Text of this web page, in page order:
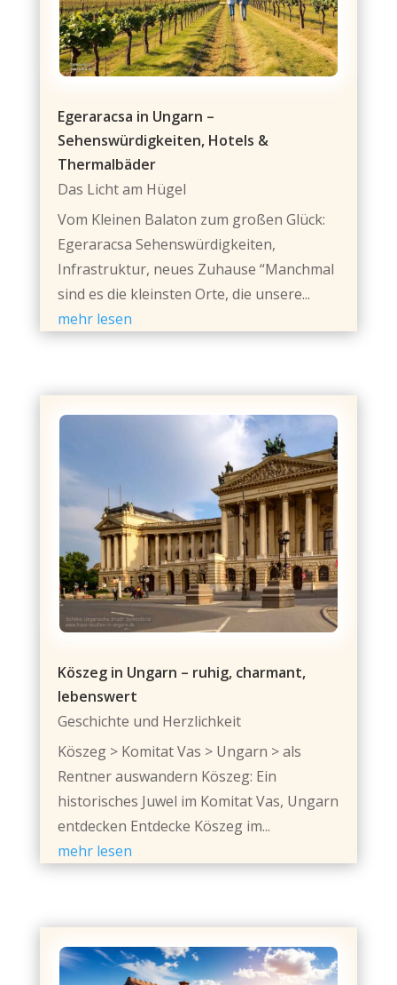
Egeraracsa in Ungarn –
Sehenswürdigkeiten, Hotels &
Thermalbäder
Das Licht am Hügel
Vom Kleinen Balaton zum großen Glück:
Egeraracsa Sehenswürdigkeiten,
Infrastruktur, neues Zuhause “Manchmal
sind es die kleinsten Orte, die unsere...
mehr lesen
Köszeg in Ungarn – ruhig, charmant,
lebenswert
Geschichte und Herzlichkeit
Köszeg > Komitat Vas > Ungarn > als
Rentner auswandern Köszeg: Ein
historisches Juwel im Komitat Vas, Ungarn
entdecken Entdecke Köszeg im...
mehr lesen